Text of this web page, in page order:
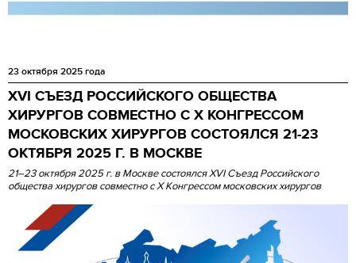
23 октября 2025 года
XVI СЪЕЗД РОССИЙСКОГО ОБЩЕСТВА
ХИРУРГОВ СОВМЕСТНО С Х КОНГРЕССОМ
МОСКОВСКИХ ХИРУРГОВ СОСТОЯЛСЯ 21-23
ОКТЯБРЯ 2025 Г. В МОСКВЕ
21–23 октября 2025 г. в Москве состоялся XVI Съезд Российского
общества хирургов совместно с X Конгрессом московских хирургов